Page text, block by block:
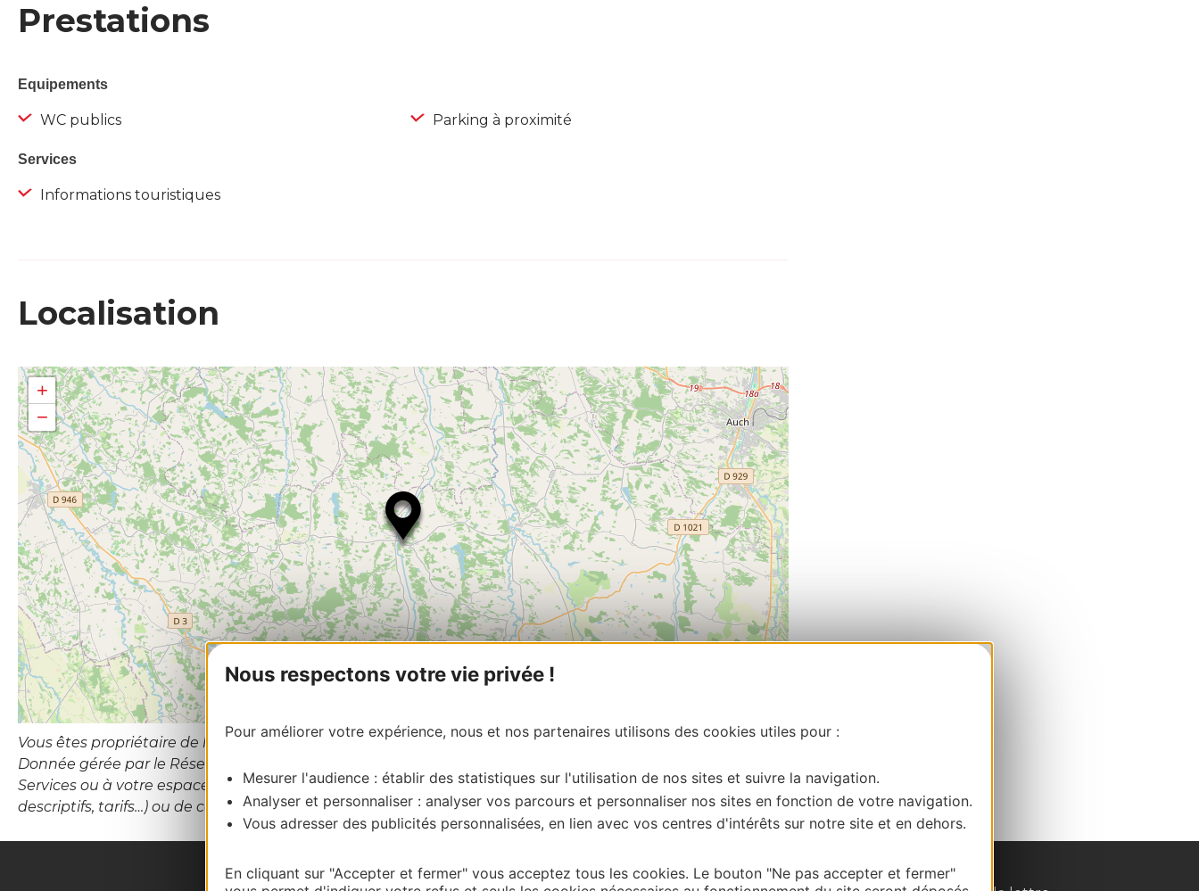
Nous respectons votre vie privée !
Pour améliorer votre expérience, nous et nos partenaires utilisons des cookies utiles pour :
Mesurer l'audience : établir des statistiques sur l'utilisation de nos sites et suivre la navigation.
Analyser et personnaliser : analyser vos parcours et personnaliser nos sites en fonction de votre navigation.
Vous adresser des publicités personnalisées, en lien avec vos centres d'intérêts sur notre site et en dehors.
En cliquant sur "Accepter et fermer" vous acceptez tous les cookies. Le bouton "Ne pas accepter et fermer"
Prestations
Equipements
WC publics Parking à proximité
Services
Informations touristiques
Localisation
+
−
Vous êtes propriétaire de l’établissement ou le gestionnaire de cette activité?
Donnée gérée par le Réseau d’Information Touristique du Gers, merci de vous connecter à votre espace
Services ou à votre espace Propriétaires (hébergement labellisé) pour toute mise à jour en ligne (photos,
descriptifs, tarifs…) ou de contacter le CDT Destination Gers – centredoc@tourisme-gers.com